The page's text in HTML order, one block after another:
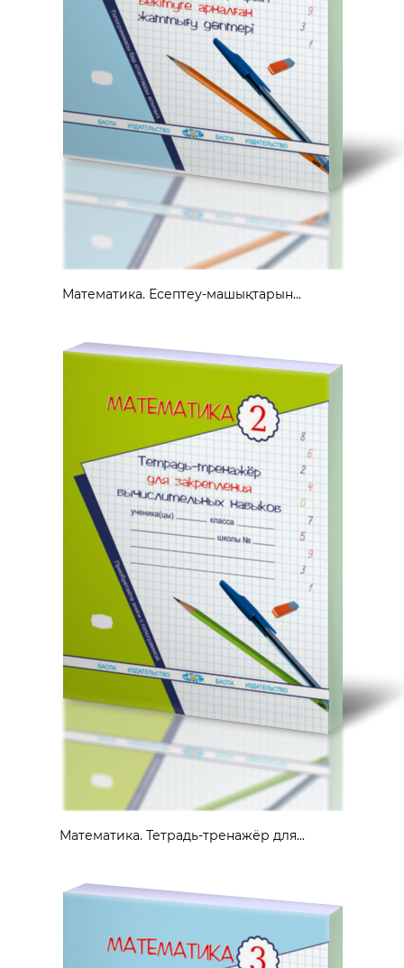
Математика. Есептеу-машықтарын...
Математика. Тетрадь-тренажёр для...